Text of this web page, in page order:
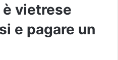
vietrese
e pagare un